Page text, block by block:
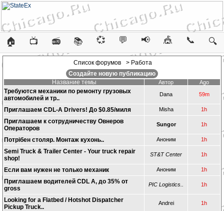
🏠 📺 📻 📚 💞 💬 📢 🎪 📞 🔍
Список форумов
> Работа
Создайте новую публикацию
Название темы
Автор Ago
Требуются механики по ремонту грузовых
автомобилей и тр..
Dana 59m
Приглашаем CDL-A Drivers! До $0.85/миля Misha 1h
Приглашаем к сотрудничеству Овнеров
Операторов
Sungor 1h
Потрібен столяр. Монтаж кухонь.. Аноним 1h
Semi Truck & Trailer Center - Your truck repair
shop!
ST&T Center 1h
Если вам нужен не только механик Аноним 1h
Приглашаем водителей CDL A, до 35% от
gross
PIC Logistics.. 1h
Looking for a Flatbed / Hotshot Dispatcher
Pickup Truck..
Andrei 1h